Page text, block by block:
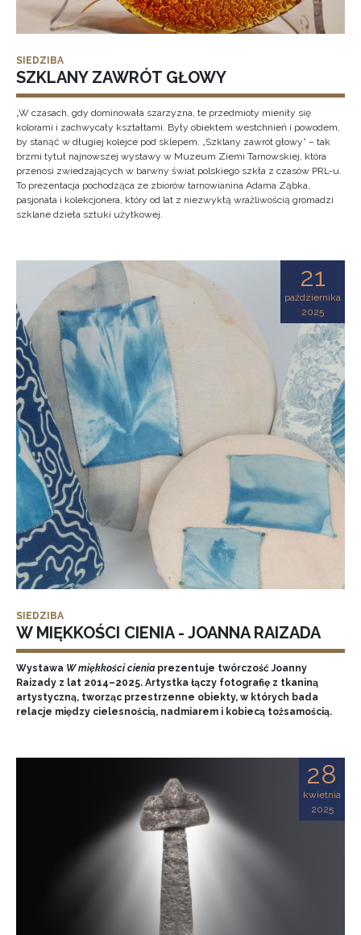
SIEDZIBA
SZKLANY ZAWRÓT GŁOWY
„W czasach, gdy dominowała szarzyzna, te przedmioty mieniły się
kolorami i zachwycały kształtami. Były obiektem westchnień i powodem,
by stanąć w długiej kolejce pod sklepem. „Szklany zawrót głowy” – tak
brzmi tytuł najnowszej wystawy w Muzeum Ziemi Tarnowskiej, która
przenosi zwiedzających w barwny świat polskiego szkła z czasów PRL-u.
To prezentacja pochodząca ze zbiorów tarnowianina Adama Ząbka,
pasjonata i kolekcjonera, który od lat z niezwykłą wrażliwością gromadzi
szklane dzieła sztuki użytkowej.
21
października
2025
SIEDZIBA
W MIĘKKOŚCI CIENIA - JOANNA RAIZADA
Wystawa W miękkości cieniaprezentuje twórczość Joanny
Raizady z lat 2014–2025. Artystka łączy fotografię z tkaniną
artystyczną, tworząc przestrzenne obiekty, w których bada
relacje między cielesnością, nadmiarem i kobiecą tożsamością.
28
kwietnia
2025